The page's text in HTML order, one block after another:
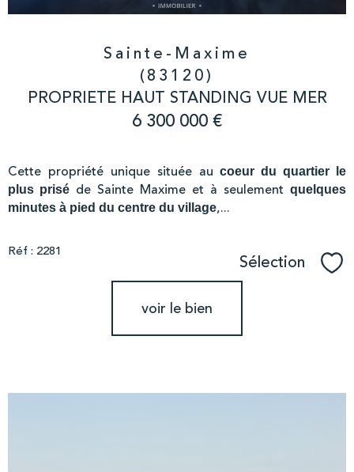
Sainte-Maxime
(83120)
PROPRIETE HAUT STANDING VUE MER
6 300 000 €
Cette propriété unique située aucoeur du quartier le
plus prisé de Sainte Maxime et à seulement quelques
minutes à pied du centre du village,...
Réf : 2281 Sélection
voir le bien